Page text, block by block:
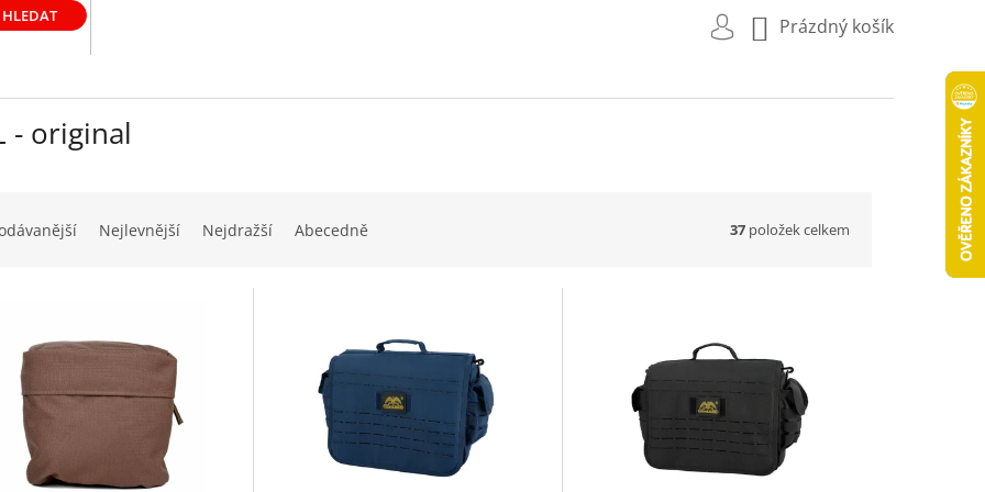
HLEDAT
NÁKUPNÍ
Prázdný košík
- original
Nejlevnější Nejdražší Abecedně 37 položek celkem